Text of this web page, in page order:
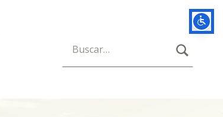
Búsqueda para: